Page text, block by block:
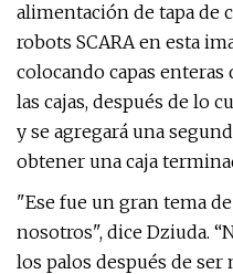
alimentación de tapa de
robots SCARA en esta
colocando capas
las cajas, después de lo
y se agregará una
obtener una caja
"Ese fue un gran tema
nosotros", dice Dziuda.
los palos después de